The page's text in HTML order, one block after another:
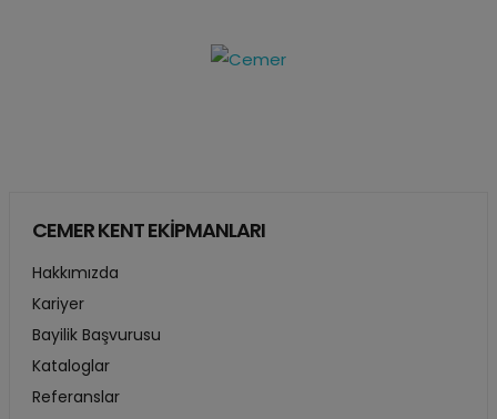
CEMER KENT EKİPMANLARI
Hakkımızda
Kariyer
Bayilik Başvurusu
Kataloglar
Referanslar